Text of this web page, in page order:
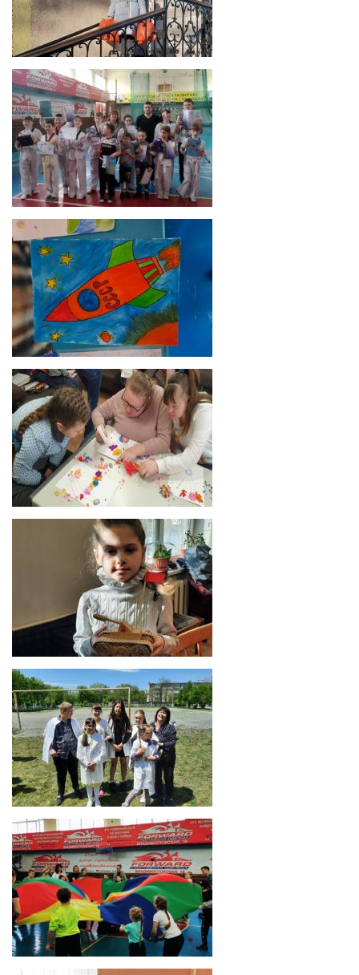
Мечтая о космосе
Мечтая о космосе
Мастер-классы для особенных людей
День Защитников Отечества
Юный Айболит